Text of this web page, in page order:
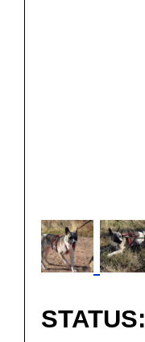
STATUS: